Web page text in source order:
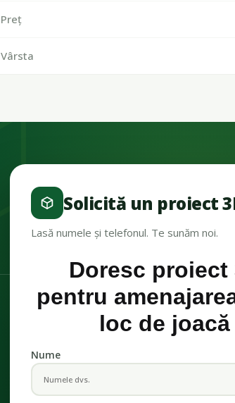
Preț
Vârsta
Solicită un proiect
Lasă numele și telefonul. Te sunăm noi.
Doresc proiect
pentru
loc de joacă
Nume